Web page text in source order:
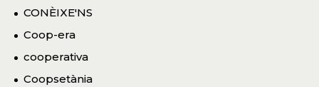
CONÈIXE'NS
Coop-era
cooperativa
Coopsetània